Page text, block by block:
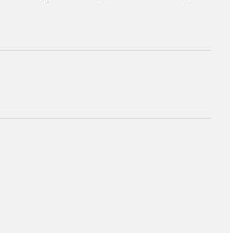
малого и среднего